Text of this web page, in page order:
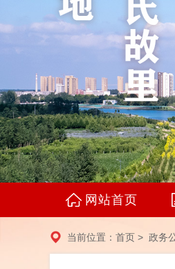
网站首页
当前位置： 首页 > 政务